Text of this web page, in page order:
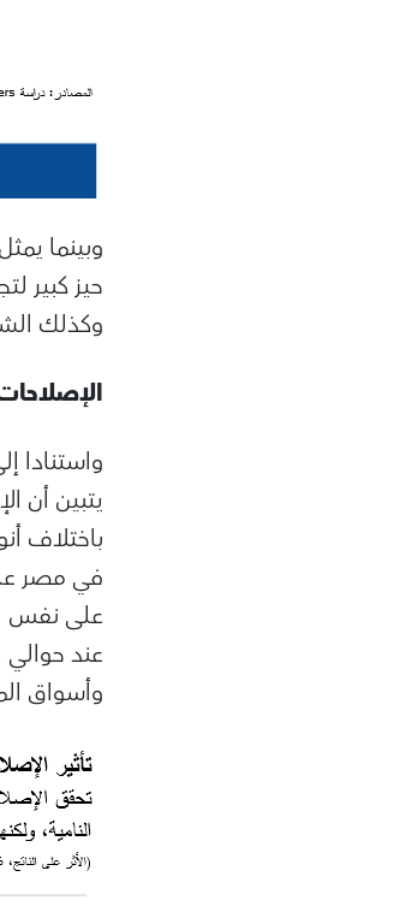
وبينما
حيز كبير
وكذلك
يتبين أن
باختلاف
على نفس
وأسواق